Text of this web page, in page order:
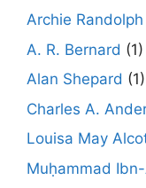
Archie
A. R. Bernard (1)
Alan Shepard (1)
Charles A.
Louisa May
Muḥammad